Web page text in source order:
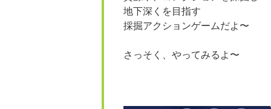
地下深くを目指す
採掘アクションゲームだよ〜
さっそく、やってみるよ〜